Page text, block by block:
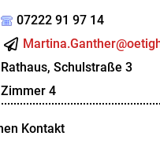
07222 91 97 14
Rathaus, Schulstraße 3
Zimmer 4